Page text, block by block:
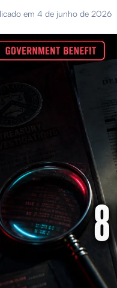
em 4 de junho de 2026